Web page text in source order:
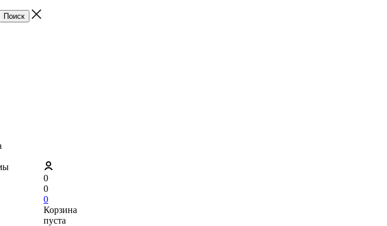
0
0
0
Корзина
пуста